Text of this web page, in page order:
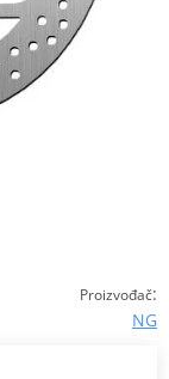
Proizvođač:
NG